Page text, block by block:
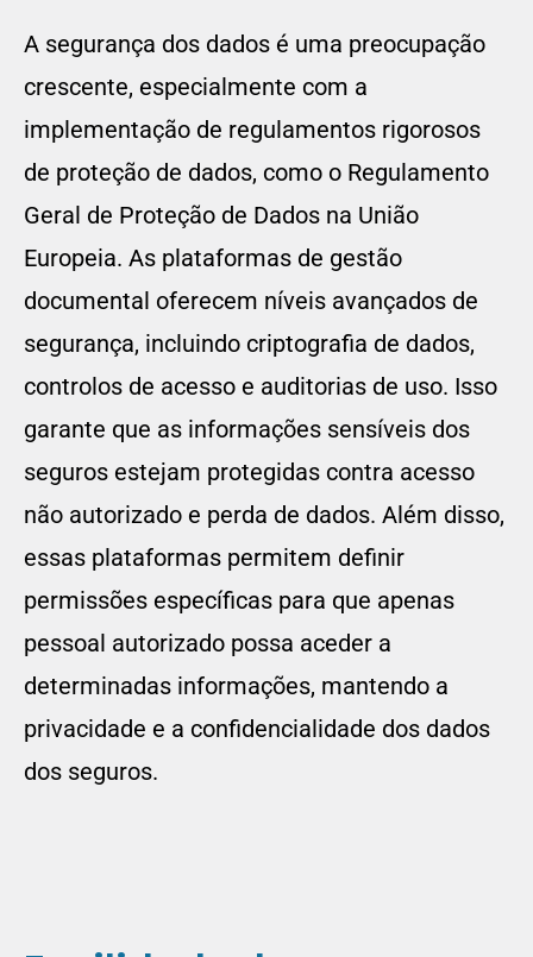
A segurança dos dados é uma preocupação
crescente, especialmente com a
implementação de regulamentos rigorosos
de proteção de dados, como o Regulamento
Geral de Proteção de Dados na União
Europeia. As plataformas de gestão
documental oferecem níveis avançados de
segurança, incluindo criptografia de dados,
controlos de acesso e auditorias de uso. Isso
garante que as informações sensíveis dos
seguros estejam protegidas contra acesso
não autorizado e perda de dados. Além disso,
essas plataformas permitem definir
permissões específicas para que apenas
pessoal autorizado possa aceder a
determinadas informações, mantendo a
privacidade e a confidencialidade dos dados
dos seguros.